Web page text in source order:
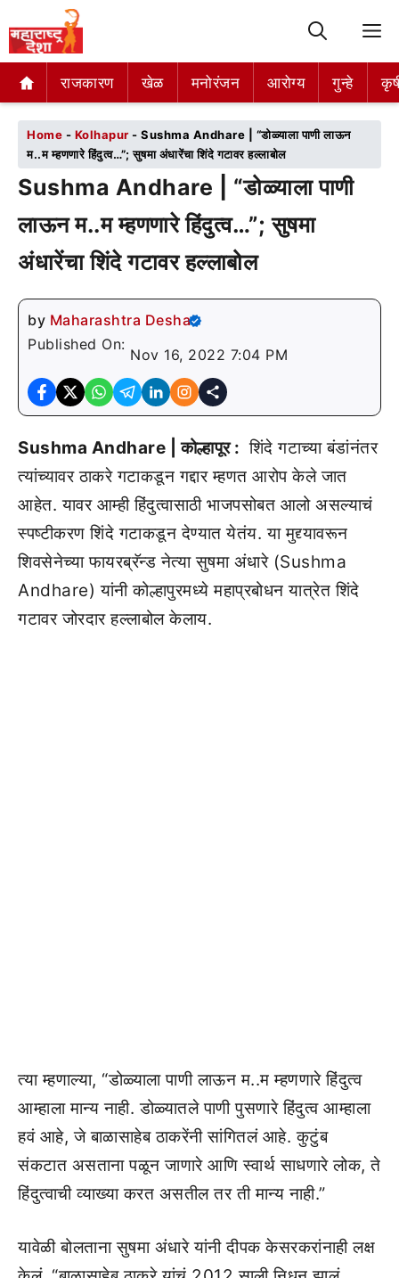
राजकारण खेळ मनोरंजन आरोग्य गुन्हे
राजकारण खेळ मनोरंजन आरोग्य गुन्हे
Home - Kolhapur - Sushma Andhare | “डोळ्याला पाणी लाऊन
म..म म्हणणारे हिंदुत्व…”; सुषमा अंधारेंचा शिंदे गटावर हल्लाबोल
Sushma Andhare | “डोळ्याला पाणी
लाऊन म..म म्हणणारे हिंदुत्व…”; सुषमा
अंधारेंचा शिंदे गटावर हल्लाबोल
by Maharashtra Desha
Published On:
Nov 16, 2022 7:04 PM
Sushma Andhare | कोल्हापूर : शिंदे गटाच्या बंडांनंतर
त्यांच्यावर ठाकरे गटाकडून गद्दार म्हणत आरोप केले जात
आहेत. यावर आम्ही हिंदुत्वासाठी भाजपसोबत आलो असल्याचं
स्पष्टीकरण शिंदे गटाकडून देण्यात येतंय. या मुद्द्यावरून
शिवसेनेच्या फायरब्रॅन्ड नेत्या सुषमा अंधारे (Sushma
Andhare) यांनी कोल्हापुरमध्ये महाप्रबोधन यात्रेत शिंदे
गटावर जोरदार हल्लाबोल केलाय.
त्या म्हणाल्या, “डोळ्याला पाणी लाऊन म..म म्हणणारे हिंदुत्व
आम्हाला मान्य नाही. डोळ्यातले पाणी पुसणारे हिंदुत्व आम्हाला
हवं आहे, जे बाळासाहेब ठाकरेंनी सांगितलं आहे. कुटुंब
संकटात असताना पळून जाणारे आणि स्वार्थ साधणारे लोक, ते
हिंदुत्वाची व्याख्या करत असतील तर ती मान्य नाही.”
यावेळी बोलताना सुषमा अंधारे यांनी दीपक केसरकरांनाही लक्ष